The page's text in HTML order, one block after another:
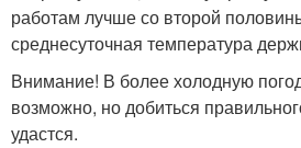
работам лучше со второй
среднесуточная температура
Внимание! В более холодную
возможно, но добиться
удастся.